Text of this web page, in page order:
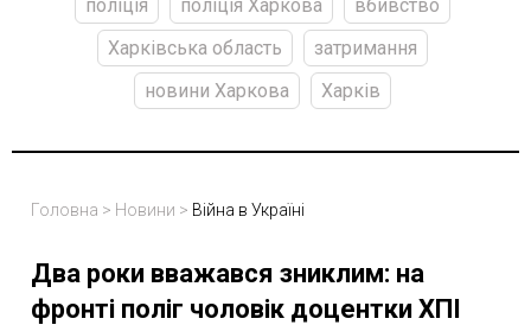
поліція поліція Харкова
вбивство
Харківська область
затримання
новини Харкова
Харків
Головна > Новини > Війна в Україні
Два роки вважався зниклим: на
фронті поліг чоловік доцентки ХПІ